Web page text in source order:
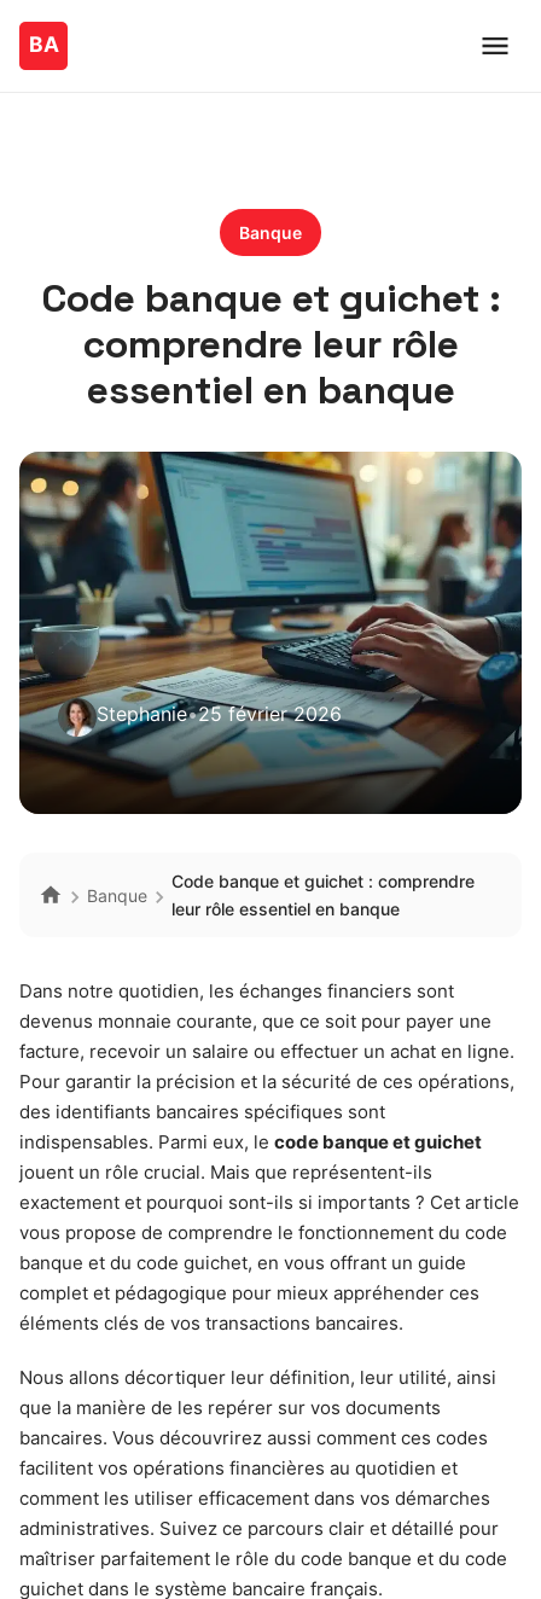
Banque
Code banque et guichet :
comprendre leur rôle
essentiel en banque
Stephanie•25 février 2026
Banque
Code banque et guichet : comprendre
leur rôle essentiel en banque
Dans notre quotidien, les échanges financiers sont
devenus monnaie courante, que ce soit pour payer une
facture, recevoir un salaire ou effectuer un achat en ligne.
Pour garantir la précision et la sécurité de ces opérations,
des identifiants bancaires spécifiques sont
indispensables. Parmi eux, le code banque et guichet
jouent un rôle crucial. Mais que représentent-ils
exactement et pourquoi sont-ils si importants ? Cet article
vous propose de comprendre le fonctionnement du code
banque et du code guichet, en vous offrant un guide
complet et pédagogique pour mieux appréhender ces
éléments clés de vos transactions bancaires.
Nous allons décortiquer leur définition, leur utilité, ainsi
que la manière de les repérer sur vos documents
bancaires. Vous découvrirez aussi comment ces codes
facilitent vos opérations financières au quotidien et
comment les utiliser efficacement dans vos démarches
administratives. Suivez ce parcours clair et détaillé pour
maîtriser parfaitement le rôle du code banque et du code
guichet dans le système bancaire français.